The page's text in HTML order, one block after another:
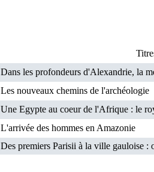
Dans les profondeurs d'Alexandrie, la
Les nouveaux chemins de l'archéologie
Une Egypte au coeur de l'Afrique : le
L'arrivée des hommes en Amazonie
Des premiers Parisii à la ville gauloise :